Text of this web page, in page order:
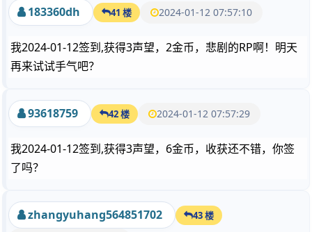
183360dh 41 楼 2024-01-12 07:57:10
我2024-01-12签到,获得3声望，2金币，悲剧的RP啊！明天
再来试试手气吧？
93618759 42 楼 2024-01-12 07:57:29
我2024-01-12签到,获得3声望，6金币，收获还不错，你签
了吗？
zhangyuhang564851702 43 楼